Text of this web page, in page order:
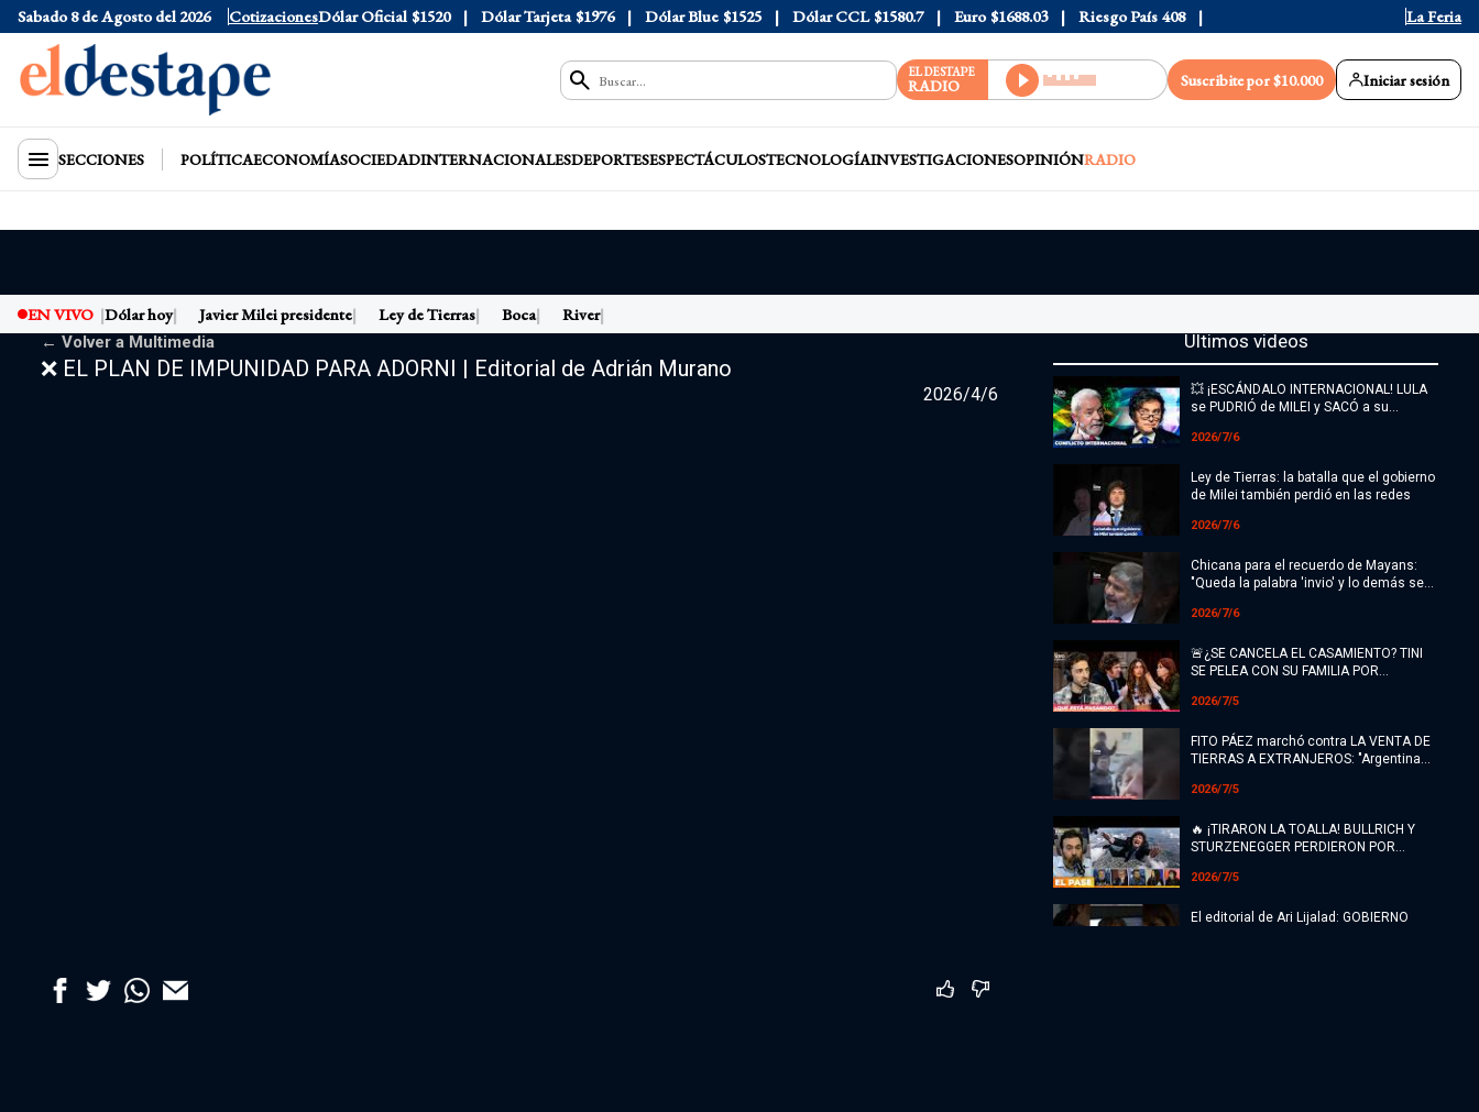
Sabado 8 de Agosto del 2026 CotizacionesDólar Oficial $1520 Dólar Tarjeta $1976 Dólar Blue $1525 Dólar CCL $1580.7 Euro $1688.03 Riesgo País 408 La Feria
EL DESTAPE
RADIO Suscribite por $10.000 Iniciar sesión
SECCIONES POLÍTICAECONOMÍASOCIEDADINTERNACIONALESDEPORTESESPECTÁCULOSTECNOLOGÍAINVESTIGACIONESOPINIÓNRADIO
EN VIVO Dólar hoy Javier Milei presidente Ley de Tierras Boca River
← Volver a Multimedia
❌ EL PLAN DE IMPUNIDAD PARA ADORNI | Editorial de Adrián Murano
2026/4/6
Últimos videos
💥 ¡ESCÁNDALO INTERNACIONAL! LULA
se PUDRIÓ de MILEI y SACÓ a su
2026/7/6
Ley de Tierras: la batalla que el gobierno
de Milei también perdió en las redes
2026/7/6
Chicana para el recuerdo de Mayans:
"Queda la palabra 'invio' y lo demás se
2026/7/6
🚨¿SE CANCELA EL CASAMIENTO? TINI
SE PELEA CON SU FAMILIA POR
pasando?
2026/7/5
FITO PÁEZ marchó contra LA VENTA DE
TIERRAS A EXTRANJEROS: "Argentina
2026/7/5
🔥 ¡TIRARON LA TOALLA! BULLRICH Y
STURZENEGGER PERDIERON POR
2026/7/5
El editorial de Ari Lijalad: GOBIERNO